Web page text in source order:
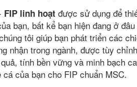
FIP linh hoạt được sử dụng để
bạn, bất kể bạn hiện đang ở
tôi giúp bạn phát triển các
nhận trong ngành, được tùy
tính bền vững và minh bạch
cá của bạn cho FIP chuẩn MSC.